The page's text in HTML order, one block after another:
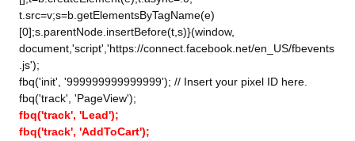
t.src=v;s=b.getElementsByTagName(e)
[0];s.parentNode.insertBefore(t,s)}(window,
document,'script','https://connect.facebook.net/en_US/fbevents
.js');
fbq('init', '999999999999999'); // Insert your pixel ID here.
fbq('track', 'PageView');
fbq('track', 'Lead');
fbq('track', 'AddToCart');